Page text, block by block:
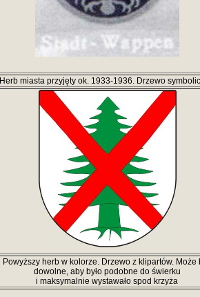
Herb miasta przyjęty ok. 1933-1936. Drzewo
Powyższy herb w kolorze. Drzewo z klipartów. Może
dowolne, aby było podobne do świerku
i maksymalnie wystawało spod krzyża